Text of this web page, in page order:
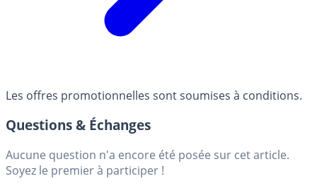
Les offres promotionnelles sont soumises à conditions.
Questions & Échanges
Aucune question n'a encore été posée sur cet article.
Soyez le premier à participer !